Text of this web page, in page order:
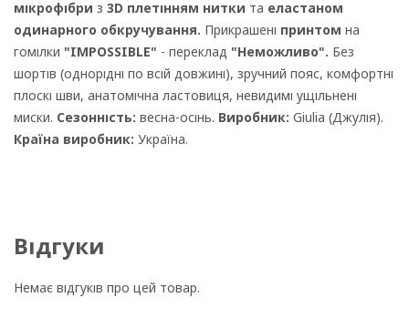
мікрофібри з 3D плетінням нитки та еластаном
одинарного обкручування. Прикрашені принтом на
гомілки "IMPOSSIBLE" - переклад "Неможливо". Без
шортів (однорідні по всій довжині), зручний пояс, комфортні
плоскі шви, анатомічна ластовиця, невидимі ущільнені
миски. Сезонність: весна-осінь. Виробник: Giulia (Джулія).
Країна виробник: Україна.
Відгуки
Немає відгуків про цей товар.